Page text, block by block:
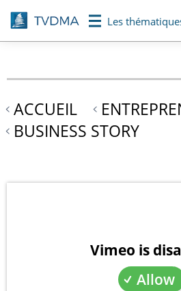
Aller
au
contenu
Les
ACCUEIL
BUSINESS STORY
Vimeo is
Allow